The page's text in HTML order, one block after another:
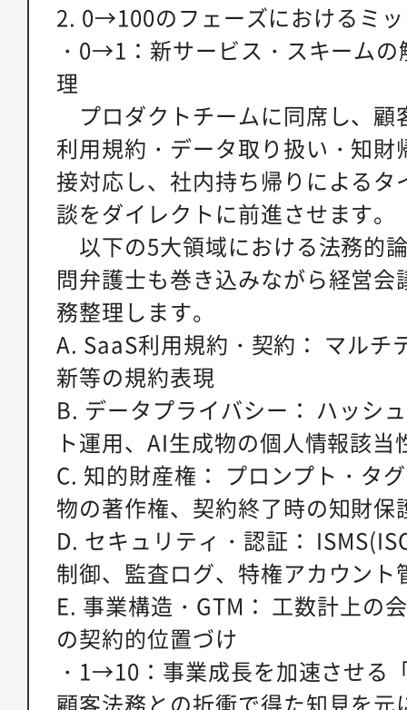
2. 0→100のフェーズにおけるミ
・0→1：新サービス・スキーム
理
プロダクトチームに同席し、顧
利用規約・データ取り扱い・知
接対応し、社内持ち帰りによる
談をダイレクトに前進させます。
以下の5大領域における法務的
問弁護士も巻き込みながら経営
務整理します。
A. SaaS利用規約・契約： マルチ
新等の規約表現
B. データプライバシー： ハッシ
ト運用、AI生成物の個人情報該当
C. 知的財産権： プロンプト・タ
物の著作権、契約終了時の知財保
D. セキュリティ・認証：
制御、監査ログ、特権アカウント
E. 事業構造・GTM： 工数計上の
の契約的位置づけ
・1→10：事業成長を加速させる
顧客法務との折衝で得た知見を